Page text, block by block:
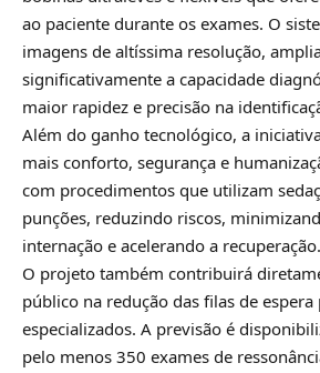
ao paciente durante os exames. O
imagens de altíssima resolução,
significativamente a capacidade
maior rapidez e precisão na
Além do ganho tecnológico, a
mais conforto, segurança e
com procedimentos que utilizam
punções, reduzindo riscos,
internação e acelerando a recuperação.
O projeto também contribuirá
público na redução das filas de
especializados. A previsão é
pelo menos 350 exames de